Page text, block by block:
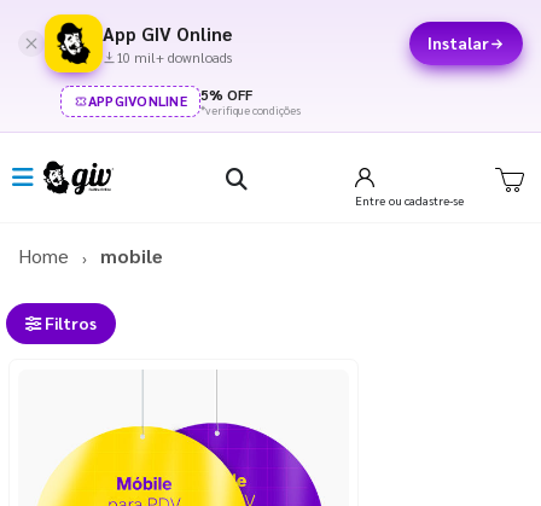
App GIV Online
10 mil+ downloads
Instalar
APPGIVONLINE 5% OFF
*verifique condições
Entre ou cadastre-se
Home mobile
Filtros